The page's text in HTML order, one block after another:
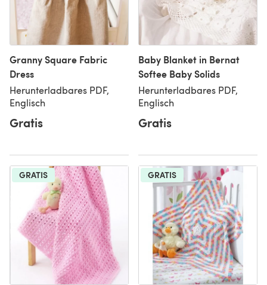
Granny Square Fabric
Dress
Herunterladbares PDF,
Englisch
Gratis
Baby Blanket in Bernat
Softee Baby Solids
Herunterladbares PDF,
Englisch
Gratis
GRATIS GRATIS